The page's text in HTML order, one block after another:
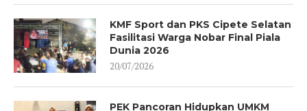
KMF Sport dan PKS Cipete Selatan
Fasilitasi Warga Nobar Final Piala
Dunia 2026
20/07/2026
PEK Pancoran Hidupkan UMKM